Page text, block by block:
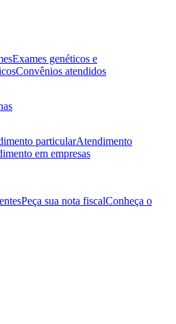
Exames genéticos e
Convênios atendidos
particularAtendimento
em empresas
Peça sua nota fiscalConheça o